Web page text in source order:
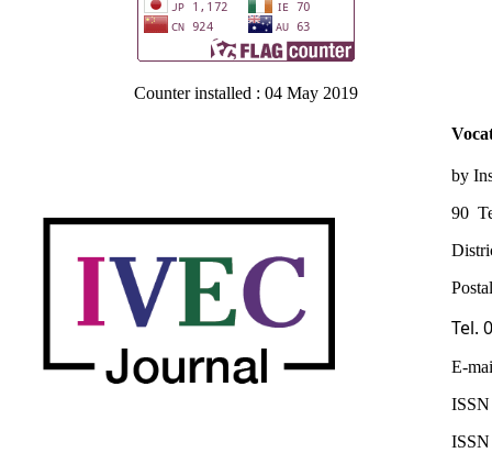
Counter installed : 04 May 2019
by
90
Tel.
E-